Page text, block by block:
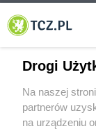
© 2001-2026 Tczew -
Drogi
Na naszej
partnerów
na urządzeniu